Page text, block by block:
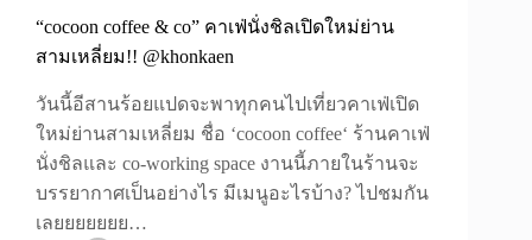
“cocoon coffee & co” คาเฟ่นั่งชิลเปิดใหม่ย่าน
สามเหลี่ยม!! @khonkaen
วันนี้อีสานร้อยแปดจะพาทุกคนไปเที่ยวคาเฟ่เปิด
ใหม่ย่านสามเหลี่ยม ชื่อ ‘cocoon coffee‘ ร้านคาเฟ่
นั่งชิลและ co-working space งานนี้ภายในร้านจะ
บรรยากาศเป็นอย่างไร มีเมนูอะไรบ้าง? ไปชมกัน
เลยยยยยยย…